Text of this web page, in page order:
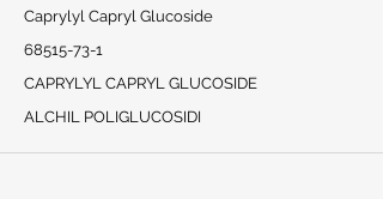
Caprylyl Capryl Glucoside
68515-73-1
CAPRYLYL CAPRYL GLUCOSIDE
ALCHIL POLIGLUCOSIDI